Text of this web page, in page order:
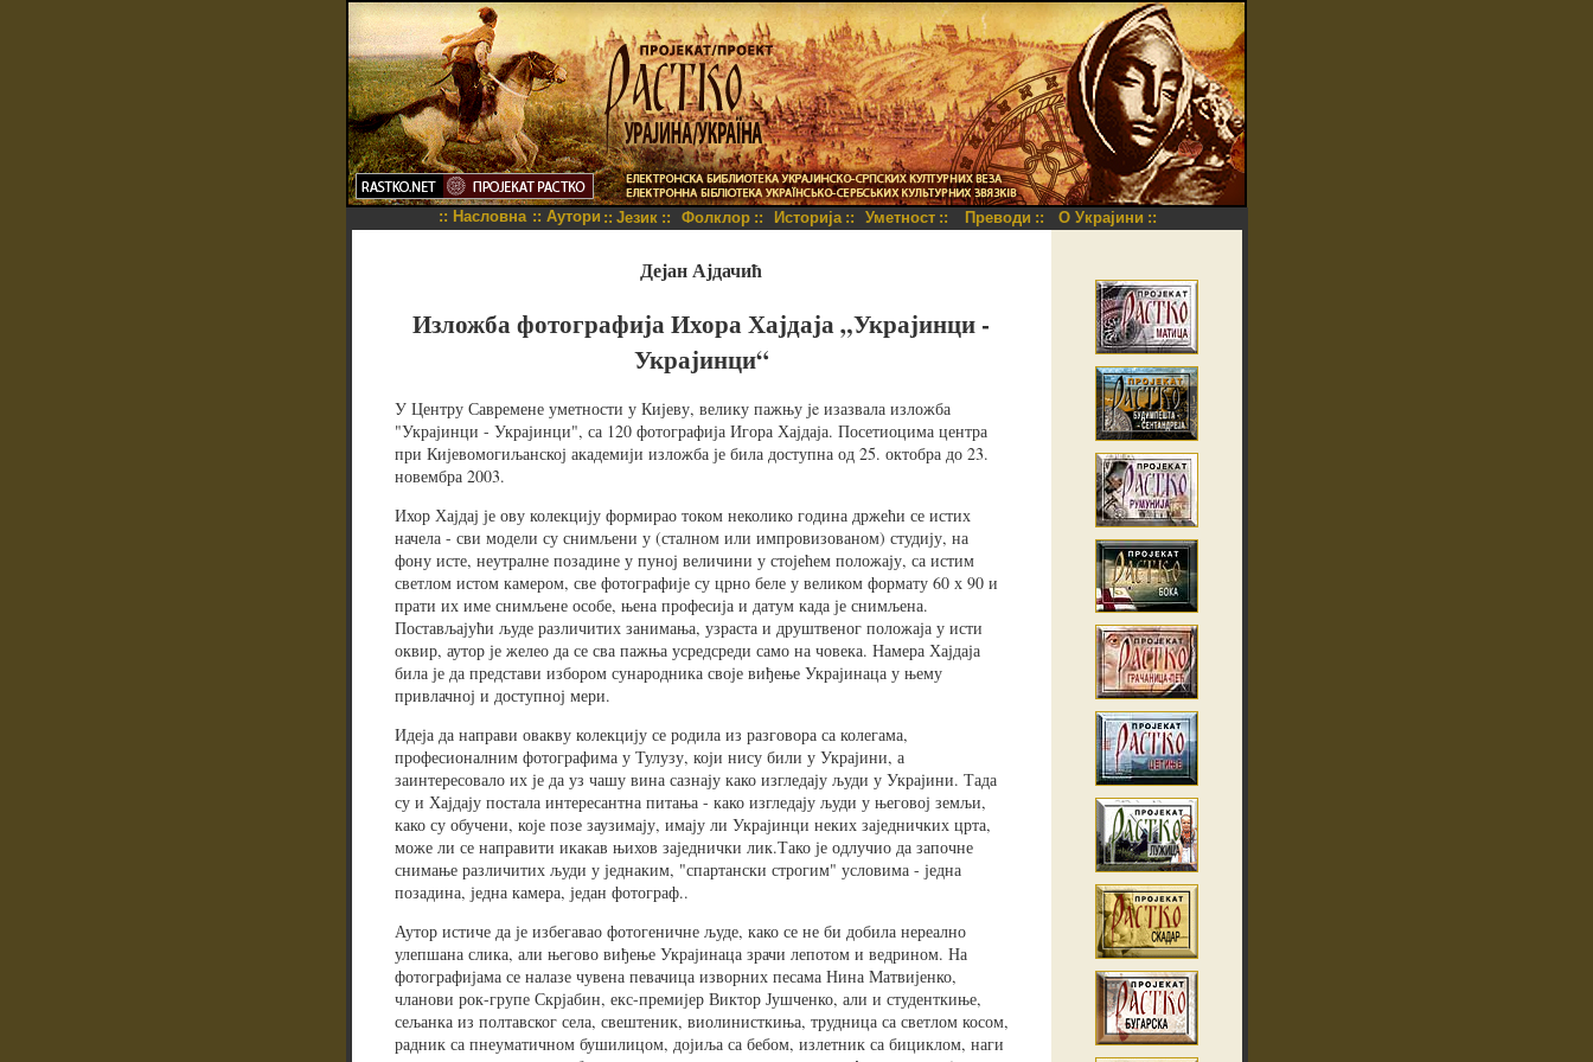
:: Насловна :: Аутори :: Језик :: Фолклор :: Историја :: Уметност :: Преводи :: O Украјини ::
Дејан Ајдачић
Изложба фотографија Ихора Хајдаја „Украјинци -
Украјинци“
У Центру Савремене уметности у Кијеву, велику пажњу je изазвала изложба
"Украјинци - Украјинци", са 120 фотографија Игора Хајдаја. Посетиоцима центра
при Кијевомогиљанској академији изложба је била доступна од 25. октобра до 23.
новембра 2003.
Ихор Хајдај је ову колекцију формирао током неколико година држећи се истих
начела - сви модели су снимљени у (сталном или импровизованом) студију, на
фону исте, неутралне позадине у пуној величини у стојећем положају, са истим
светлом истом камером, све фотографије су црно беле у великом формату 60 х 90 и
прати их име снимљене особе, њена професија и датум када је снимљена.
Постављајући људе различитих занимања, узраста и друштвеног положаја у исти
оквир, аутор је желео да се сва пажња усредсреди само на човека. Намера Хајдаја
била је да представи избором сународника своје виђење Украјинаца у њему
привлачној и доступној мери.
Идеја да направи овакву колекцију се родила из разговора са колегама,
професионалним фотографима у Тулузу, који нису били у Украјини, а
заинтересовало их је да уз чашу вина сазнају како изгледају људи у Украјини. Тада
су и Хајдају постала интересантна питања - како изгледају људи у његовој земљи,
како су обучени, које позе заузимају, имају ли Украјинци неких заједничких црта,
може ли се направити икакав њихов заједнички лик.Тако је одлучио да започне
снимање различитих људи у једнаким, "спартански строгим" условима - једна
позадина, једна камера, један фотограф..
Аутор истиче да је избегавао фотогеничне људе, како се не би добила нереално
улепшана слика, али његово виђење Украјинаца зрачи лепотом и ведрином. На
фотографијама се налазе чувена певачица изворних песама Нина Матвијенко,
чланови рок-групе Скрјабин, екс-премијер Виктор Јушченко, али и студенткиње,
сељанка из полтавског села, свештеник, виолинисткиња, трудница са светлом косом,
радник са пнеуматичном бушилицом, дојиља са бебом, излетник са бициклом, наги